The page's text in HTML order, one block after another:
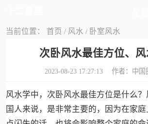
当前位置： 首页 / 风水 / 卧室风水
次卧风水最佳方位、
2023-08-23 17:27:13 作者： 中国
风水学中，次卧风水最佳方位是什么
国人来说，是非常主要的，因为在家